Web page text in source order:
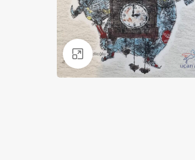
Klik for at forstørre